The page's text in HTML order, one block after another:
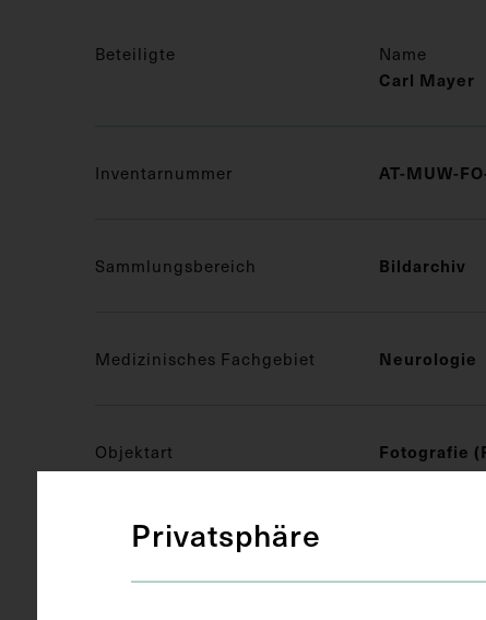
Beteiligte Name
Carl Mayer
Inventarnummer AT-MUW-
Sammlungsbereich Bildarchiv
Medizinisches Fachgebiet Neurologie
Objektart Fotografie
Gegenstand
Privatsphäre